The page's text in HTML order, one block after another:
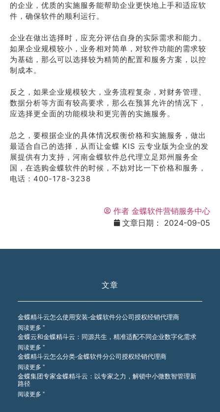
的企业，优质的实施服务能帮助企业更快地上手和适应软
件，确保软件的顺利运行。
企业在做出选择时，应充分评估自身的实际需求和能力。
如果企业规模较小，业务相对简单，对软件功能的需求较
为基础，那么可以选择较为精简的配置和服务方案，以控
制成本。
反之，如果企业规模较大，业务流程复杂，对财务管理、
数据分析等方面有较高要求，那么在预算允许的情况下，
应选择更全面的功能模块和更完善的实施服务。
总之，要根据企业的具体情况权衡价格和实施服务，做出
最适合自己的选择，从而让金蝶 KIS 云专业版为企业的发
展提供有力支持，河南金蝶软件总代理立足郑州服务全
国，在选购金蝶软件的时候，不妨对比一下价格和服务，
电话：400-178-3238
作者 金蝶软件营销服务中心
文章日期：
2024-09-05
文章
金蝶精斗云怎么使用安装-金蝶软件分公司授权经销代理商
阅读更多 ”
金蝶云和金蝶精斗云：同源共生，精准适配不同企业数字化需求
阅读更多 ”
金蝶精斗云怎么分类-金蝶软件分公司授权经销代理商
阅读更多 ”
金蝶集团专家金蝶精斗云：以专家之力，解锁中小微数智管理新
路径
阅读更多 ”